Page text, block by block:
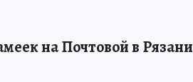
на Почтовой в